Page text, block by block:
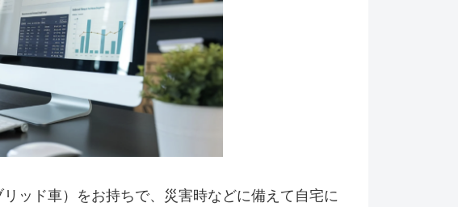
ッド車）をお持ちで、災害時などに備えて自宅に